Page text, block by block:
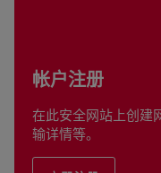
帐户注册
在此安全网站上创建
输详情等。